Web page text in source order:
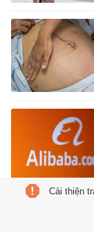
Cải thiện